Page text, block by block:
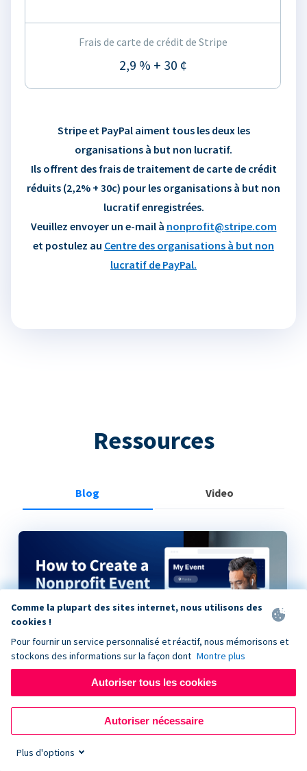
Frais de carte de crédit de Stripe
2,9 % + 30 ¢
Stripe et PayPal aiment tous les deux les
organisations à but non lucratif.
Ils offrent des frais de traitement de carte de crédit
réduits (2,2% + 30c) pour les organisations à but non
lucratif enregistrées.
Veuillez envoyer un e-mail à nonprofit@stripe.com
et postulez au Centre des organisations à but non
lucratif de PayPal.
Ressources
Blog Video
How to Create a Nonprofit Event on Donorbox
Comme la plupart des sites internet, nous utilisons des
cookies !
Pour fournir un service personnalisé et réactif, nous mémorisons et
stockons des informations sur la façon dont Montre plus
Autoriser tous les cookies
Autoriser nécessaire
Plus d'options